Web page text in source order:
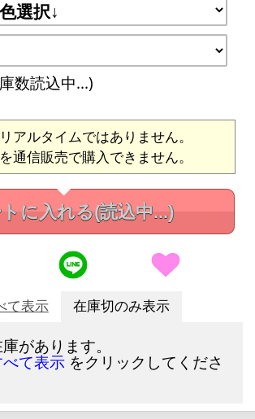
数読込中...)
アルタイムではありません。
通信販売で購入できません。
に入れる(読込中...)
て表示 在庫切のみ表示
があります。
べて表示 をクリックしてくださ